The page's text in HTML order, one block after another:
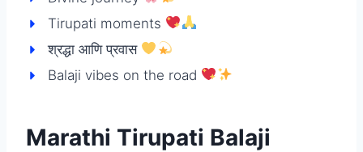
Tirupati moments
श्रद्धा आणि प्रवास
Balaji vibes on the road
Marathi Tirupati Balaji